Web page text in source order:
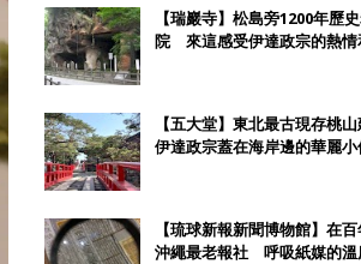
【瑞巖寺】松島旁1200年歷
院 來這感受伊達政宗的熱情
【五大堂】東北最古現存桃
伊達政宗蓋在海岸邊的華麗
【琉球新報新聞博物館】在
沖繩最老報社 呼吸紙媒的溫